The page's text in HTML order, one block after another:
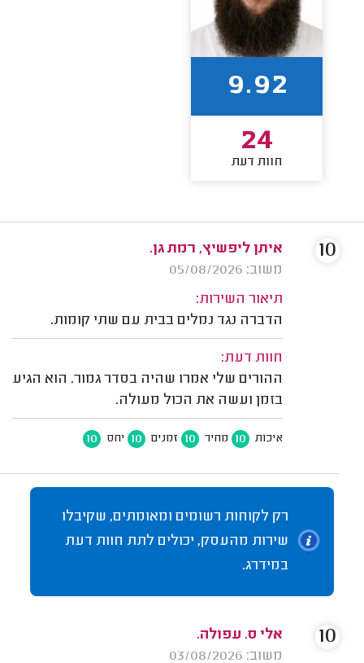
9.92
24
חוות דעת
איתן ליפשיץ, רמת גן.
משוב: 05/08/2026
תיאור השירות:
הדברה נגד נמלים בבית עם שתי קומות.
חוות דעת:
ההורים שלי אמרו שהיה בסדר גמור. הוא הגיע
בזמן ועשה את הכול מעולה.
איכות 10 מחיר 10 זמנים 10 יחס 10
10
רק לקוחות רשומים ומאומתים, שקיבלו
שירות מהעסק, יכולים לתת חוות דעת
במידרג.
אלי ס. עפולה.
משוב: 03/08/2026
10